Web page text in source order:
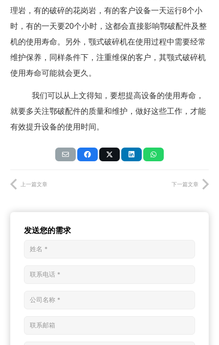
理岩，有的破碎的花岗岩，有的客户设备一天运行8个小
时，有的一天要20个小时，这都会直接影响鄂破配件及整
机的使用寿命。另外，颚式破碎机在使用过程中需要经常
维护保养，同样条件下，注重维保的客户，其颚式破碎机
使用寿命可能就会更久。
我们可以从上文得知，要想提高设备的使用寿命，
就要多关注鄂破配件的质量和维护，做好这些工作，才能
有效提升设备的使用时间。
上一篇文章 下一篇文章
发送您的需求